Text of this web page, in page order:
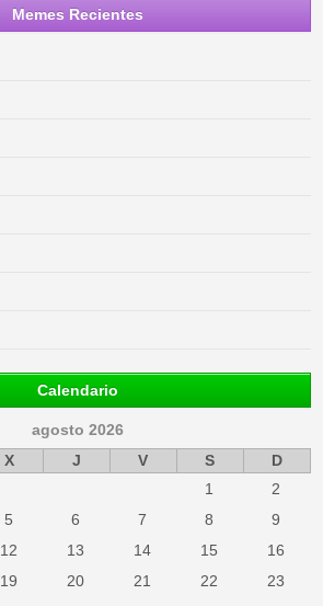
Memes Recientes
Calendario
agosto 2026
X J V S
D
1
2
5 6 7 8
9
12 13 14 15
16
19 20 21 22
23